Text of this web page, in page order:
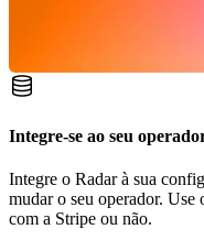
Integre-se ao seu
Integre o Radar à sua
mudar o seu operador. Use
com a Stripe ou não.